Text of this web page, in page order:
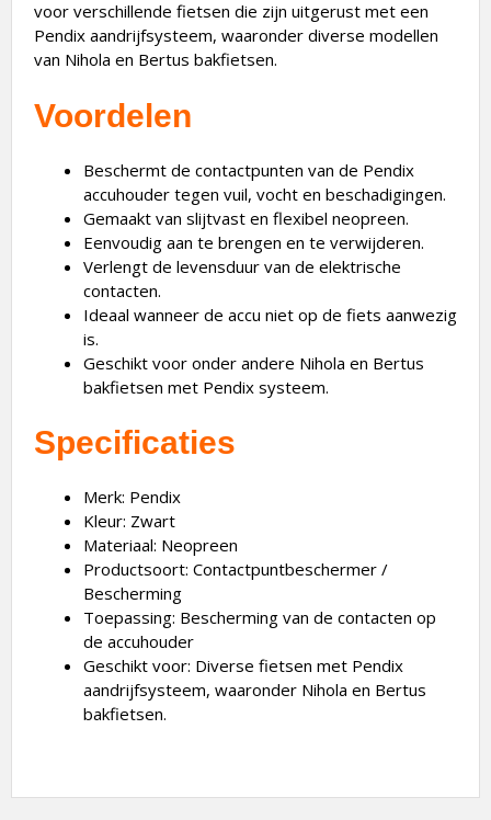
voor verschillende fietsen die zijn uitgerust met een
Pendix aandrijfsysteem, waaronder diverse modellen
van Nihola en Bertus bakfietsen.
Voordelen
Beschermt de contactpunten van de Pendix
accuhouder tegen vuil, vocht en beschadigingen.
Gemaakt van slijtvast en flexibel neopreen.
Eenvoudig aan te brengen en te verwijderen.
Verlengt de levensduur van de elektrische
contacten.
Ideaal wanneer de accu niet op de fiets aanwezig
is.
Geschikt voor onder andere Nihola en Bertus
bakfietsen met Pendix systeem.
Specificaties
Merk: Pendix
Kleur: Zwart
Materiaal: Neopreen
Productsoort: Contactpuntbeschermer /
Bescherming
Toepassing: Bescherming van de contacten op
de accuhouder
Geschikt voor: Diverse fietsen met Pendix
aandrijfsysteem, waaronder Nihola en Bertus
bakfietsen.